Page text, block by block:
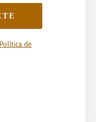
Política de